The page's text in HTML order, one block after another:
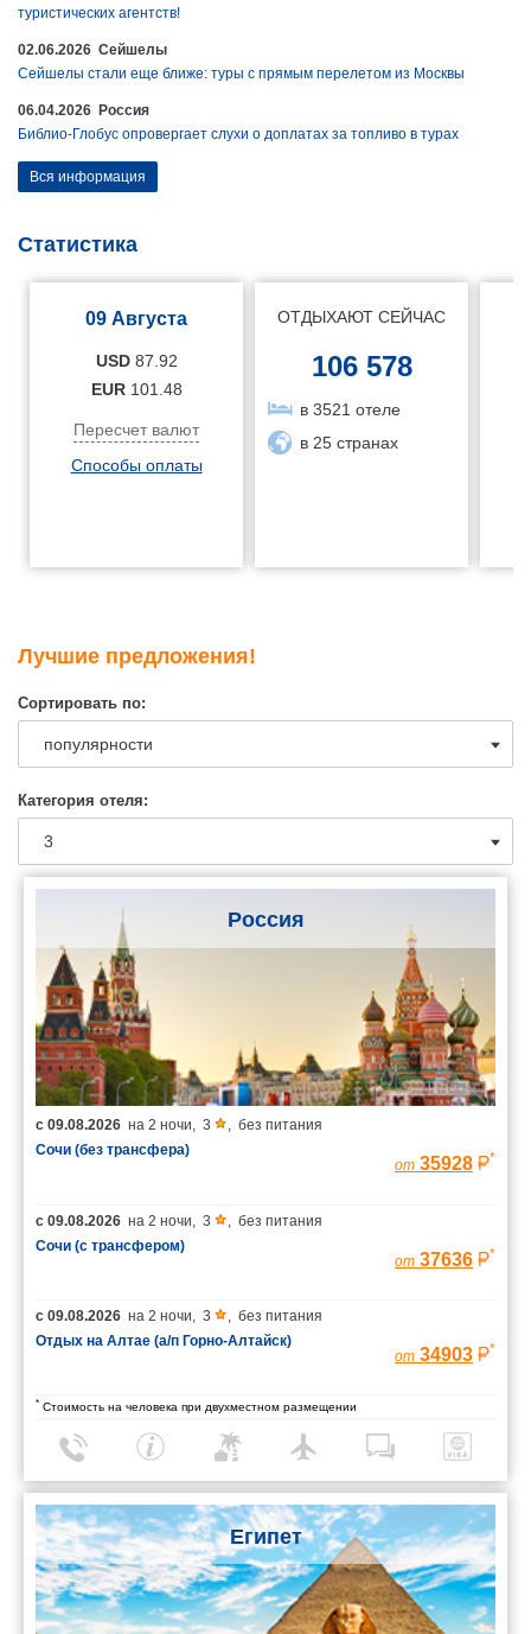
туристических агентств!
02.06.2026 Сейшелы
Сейшелы стали еще ближе: туры с прямым перелетом из Москвы
06.04.2026 Россия
Библио-Глобус опровергает слухи о доплатах за топливо в турах
Вся информация
Статистика
09 Августа
USD 87.92
EUR 101.48
Пересчет валют
Способы оплаты
ОТДЫХАЮТ СЕЙЧАС
106 578
в 3521 отеле
в 25 странах
Лучшие предложения!
Сортировать по:
Категория отеля:
Россия
с 09.08.2026 на 2 ночи, 3 , без питания
Сочи (без трансфера)
от 35928 *
с 09.08.2026 на 2 ночи, 3 , без питания
Сочи (с трансфером)
от 37636 *
с 09.08.2026 на 2 ночи, 3 , без питания
Отдых на Алтае (а/п Горно-Алтайск)
от 34903 *
* Стоимость на человека при двухместном размещении
Египет